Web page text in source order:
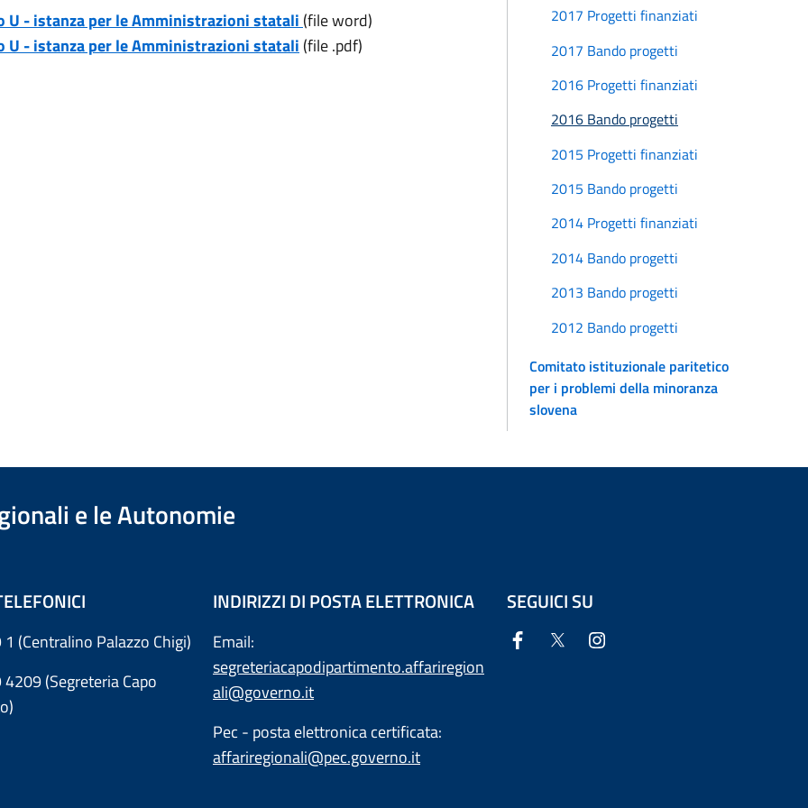
U - istanza per le Amministrazioni statali (file word)
U - istanza per le Amministrazioni statali (file .pdf)
2017 Progetti finanziati
2017 Bando progetti
2016 Progetti finanziati
2016 Bando progetti
2015 Progetti finanziati
2015 Bando progetti
2014 Progetti finanziati
2014 Bando progetti
2013 Bando progetti
2012 Bando progetti
Comitato istituzionale paritetico
per i problemi della minoranza
slovena
e le Autonomie
(Centralino Palazzo Chigi)
(Segreteria Capo
INDIRIZZI DI POSTA ELETTRONICA
Email:
segreteriacapodipartimento.affariregion
ali@governo.it
Pec - posta elettronica certificata:
affariregionali@pec.governo.it
SEGUICI SU